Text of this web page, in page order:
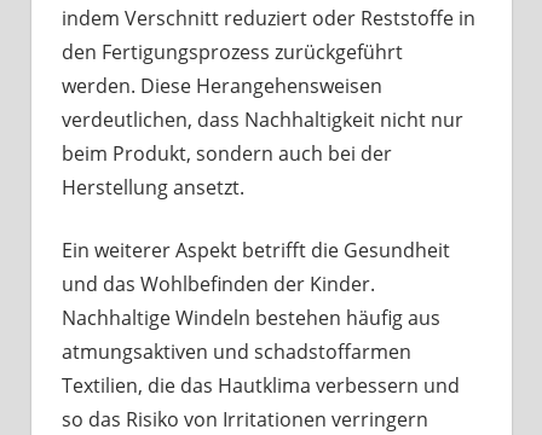
indem Verschnitt reduziert oder Reststoffe in
den Fertigungsprozess zurückgeführt
werden. Diese Herangehensweisen
verdeutlichen, dass Nachhaltigkeit nicht nur
beim Produkt, sondern auch bei der
Herstellung ansetzt.
Ein weiterer Aspekt betrifft die Gesundheit
und das Wohlbefinden der Kinder.
Nachhaltige Windeln bestehen häufig aus
atmungsaktiven und schadstoffarmen
Textilien, die das Hautklima verbessern und
so das Risiko von Irritationen verringern